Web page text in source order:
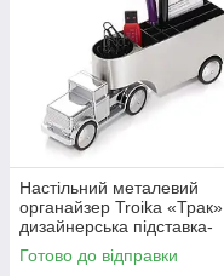
Настільний металевий
органайзер Troika «Трак»,
дизайнерська підставка-
машинка для канцелярії,
колір хром
Готово до відправки